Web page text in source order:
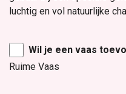
luchtig en vol natuurlijke
Wil je een vaas
Ruime Vaas